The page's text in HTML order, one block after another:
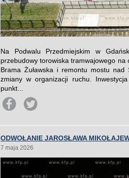
Na Podwalu Przedmiejskim w
przebudowy torowiska tramwajowego
Brama Żuławska i remontu mostu nad
zmiany w organizacji ruchu.
punkt...
ODWOŁANIE JAROSŁAWA
7 maja 2026